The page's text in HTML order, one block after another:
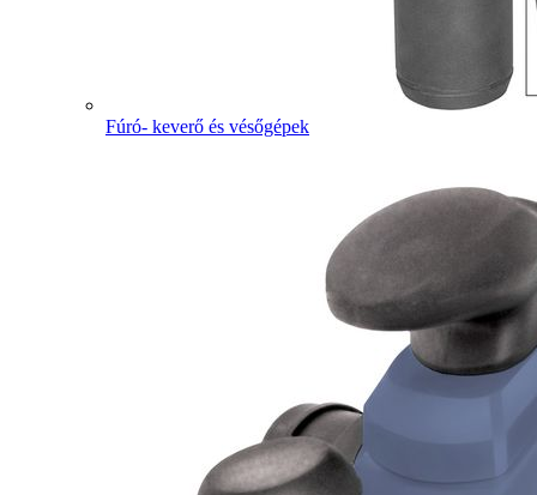
Fúró- keverő és vésőgépek